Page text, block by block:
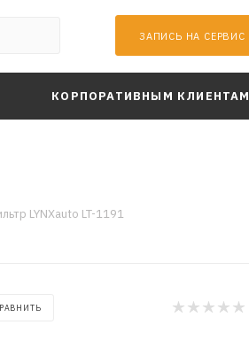
ЗАПИСЬ НА СЕРВИС
КОРПОРАТИВНЫМ КЛИЕНТАМ
LYNXauto LT-1191